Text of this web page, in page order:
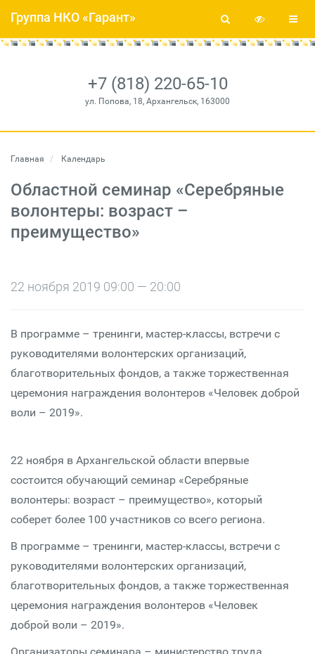
+7 (818) 220-65-10
ул. Попова, 18, Архангельск, 163000
Группа НКО «Гарант»
Главная Календарь
Областной семинар «Серебряные
волонтеры: возраст –
преимущество»
22 ноября 2019 09:00 — 20:00
В программе – тренинги, мастер-классы, встречи с
руководителями волонтерских организаций,
благотворительных фондов, а также торжественная
церемония награждения волонтеров «Человек доброй
воли – 2019».
22 ноября в Архангельской области впервые
состоится обучающий семинар «Серебряные
волонтеры: возраст – преимущество», который
соберет более 100 участников со всего региона.
В программе – тренинги, мастер-классы, встречи с
руководителями волонтерских организаций,
благотворительных фондов, а также торжественная
церемония награждения волонтеров «Человек
доброй воли – 2019».